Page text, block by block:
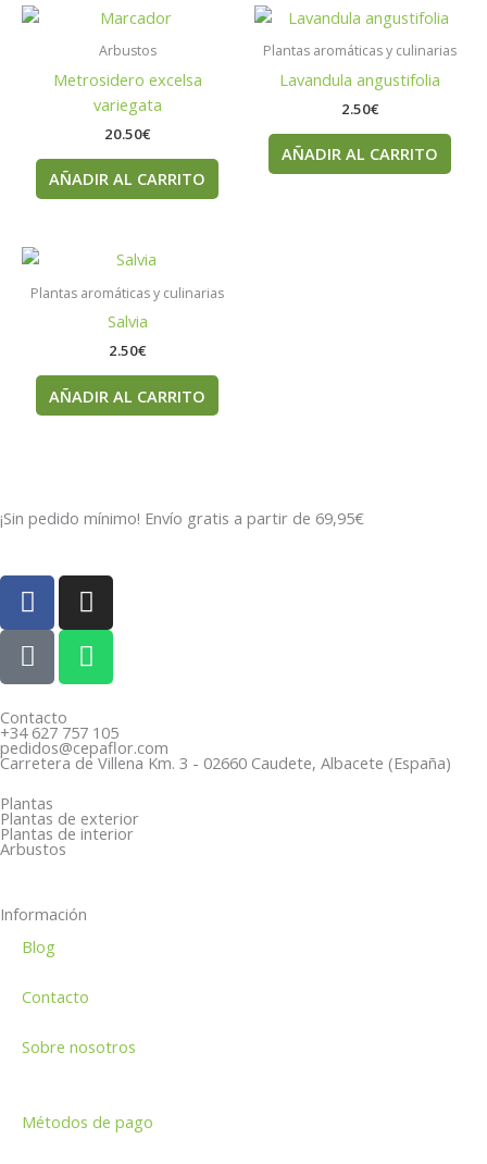
Arbustos
Metrosidero excelsa
variegata
20.50€
AÑADIR AL CARRITO
Plantas aromáticas y culinarias
Lavandula angustifolia
2.50€
AÑADIR AL CARRITO
Plantas aromáticas y culinarias
Salvia
2.50€
AÑADIR AL CARRITO
¡Sin pedido mínimo! Envío gratis a partir de 69,95€
F
a
c
e
b
o
o
k
I
n
s
t
a
g
r
a
m
P
h
o
n
e
-
a
l
t
W
h
a
t
s
a
p
p
Contacto
+34 627 757 105
pedidos@cepaflor.com
Carretera de Villena Km. 3 - 02660 Caudete, Albacete (España)
Plantas
Plantas de exterior
Plantas de interior
Arbustos
Información
Blog
Contacto
Sobre nosotros
Métodos de pago